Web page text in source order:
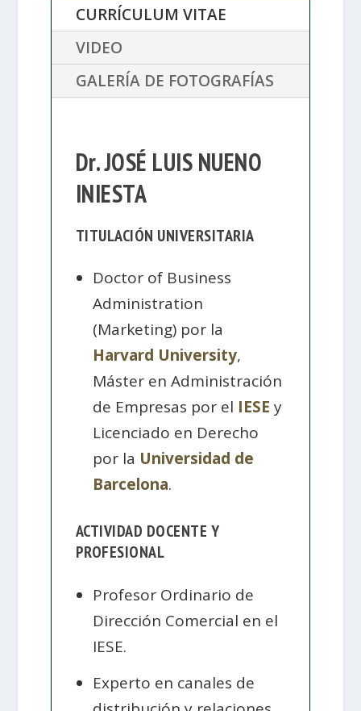
CURRÍCULUM VITAE
VIDEO
GALERÍA DE FOTOGRAFÍAS
Dr. JOSÉ LUIS NUENO
INIESTA
TITULACIÓN UNIVERSITARIA
Doctor of Business
Administration
(Marketing) por la
Harvard University,
Máster en Administración
de Empresas por el IESE y
Licenciado en Derecho
por la Universidad de
Barcelona.
ACTIVIDAD DOCENTE Y
PROFESIONAL
Profesor Ordinario de
Dirección Comercial en el
IESE.
Experto en canales de